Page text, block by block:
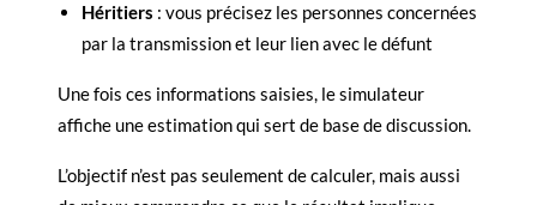
Héritiers : vous précisez les personnes concernées
par la transmission et leur lien avec le défunt
Une fois ces informations saisies, le simulateur
affiche une estimation qui sert de base de discussion.
L’objectif n’est pas seulement de calculer, mais aussi